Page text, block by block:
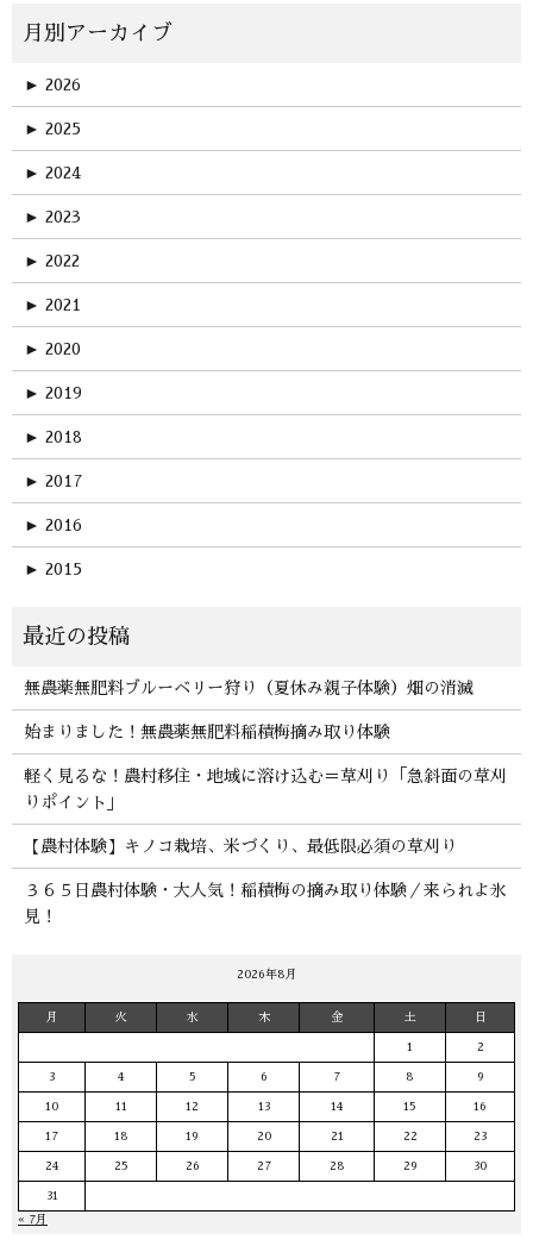
► 2026
► 2025
► 2024
► 2023
► 2022
► 2021
► 2020
► 2019
► 2018
► 2017
► 2016
► 2015
無農薬無肥料ブルーベリー狩り（夏休み親子体験）畑の消滅
始まりました！無農薬無肥料稲積梅摘み取り体験
軽く見るな！農村移住・地域に溶け込む＝草刈り「急斜面の草刈
りポイント」
【農村体験】キノコ栽培、米づくり、最低限必須の草刈り
３６５日農村体験・大人気！稲積梅の摘み取り体験／来られよ氷
見！
2026年8月
月 火 水 木 金 土 日
1 2
3 4 5 6 7 8 9
10 11 12 13 14 15 16
17 18 19 20 21 22 23
24 25 26 27 28 29 30
31
« 7月